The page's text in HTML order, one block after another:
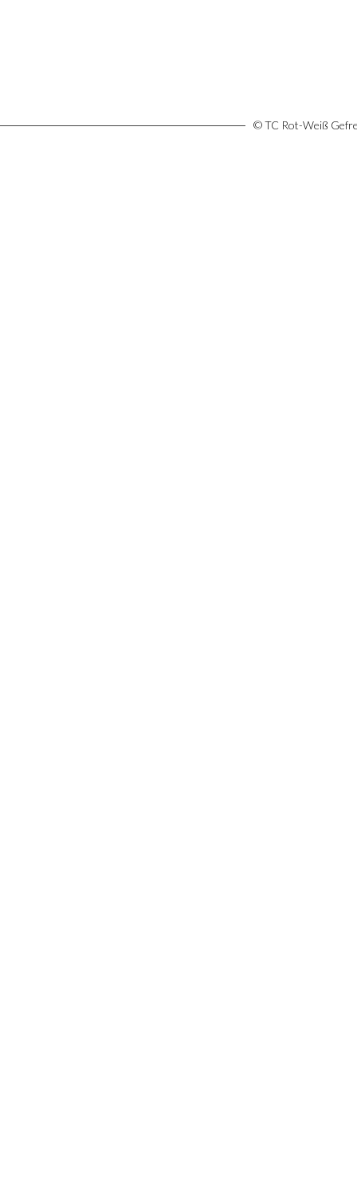
© TC Rot-Weiß